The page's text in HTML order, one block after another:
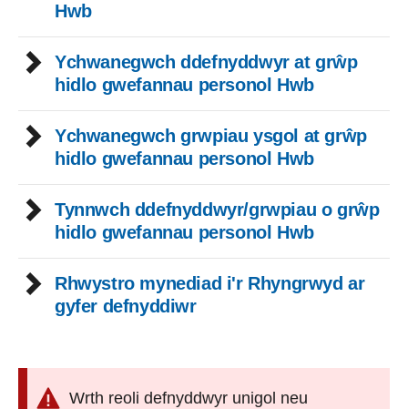
Hwb
Ychwanegwch ddefnyddwyr at grŵp
hidlo gwefannau personol Hwb
Ychwanegwch grwpiau ysgol at grŵp
hidlo gwefannau personol Hwb
Tynnwch ddefnyddwyr/grwpiau o grŵp
hidlo gwefannau personol Hwb
Rhwystro mynediad i'r Rhyngrwyd ar
gyfer defnyddiwr
Wrth reoli defnyddwyr unigol neu